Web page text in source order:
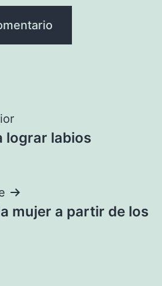
lograr labios
mujer a partir de los